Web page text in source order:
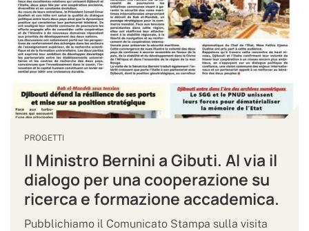
PROGETTI
Il Ministro Bernini a Gibuti. Al via il
dialogo per una cooperazione su
ricerca e formazione accademica.
Pubblichiamo il Comunicato Stampa sulla visita